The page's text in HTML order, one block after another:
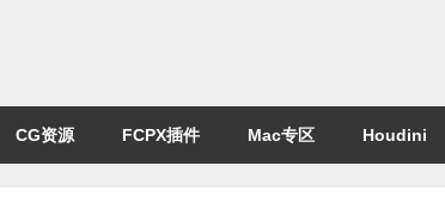
CG资源 FCPX插件 Mac专区 Houdini